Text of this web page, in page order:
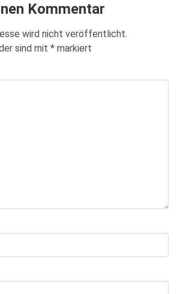
Kommentar
wird nicht veröffentlicht.
sind mit * markiert